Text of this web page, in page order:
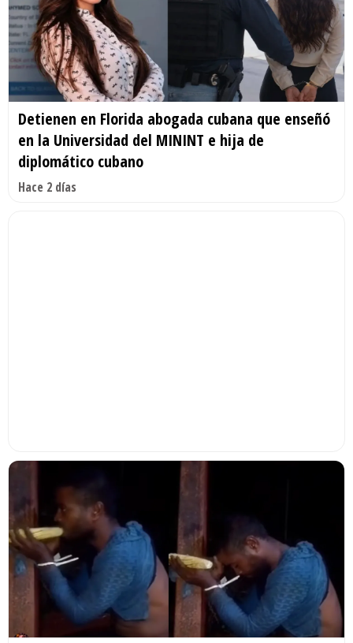
Detienen en Florida abogada cubana que enseñó
en la Universidad del MININT e hija de
diplomático cubano
Hace 2 días